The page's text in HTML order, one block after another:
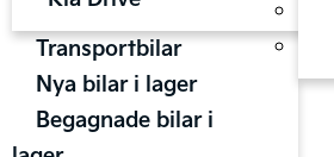
Transportbilar
Nya bilar i lager
Begagnade bilar i